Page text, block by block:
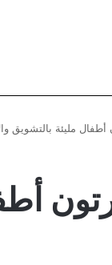
مليئة بالتشويق